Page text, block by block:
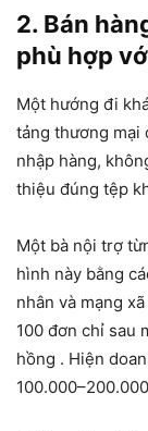
2. Bán
phù hợp
Một hướng đi
tảng thương mại
nhập hàng,
thiệu đúng tệp
Một bà nội trợ
hình này bằng
nhân và mạng
100 đơn chỉ sau
hồng . Hiện